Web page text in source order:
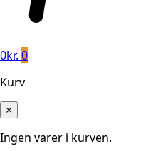
0kr. 0
Kurv
×
Ingen varer i kurven.